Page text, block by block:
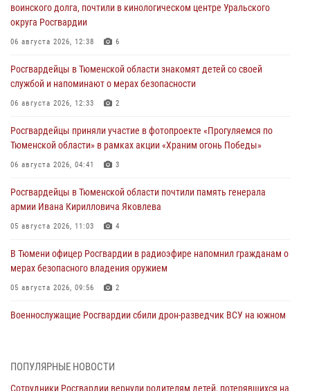
воинского долга, почтили в кинологическом центре Уральского
округа Росгвардии
06 августа 2026, 12:38 6
Росгвардейцы в Тюменской области знакомят детей со своей
службой и напоминают о мерах безопасности
06 августа 2026, 12:33 2
Росгвардейцы приняли участие в фотопроекте «Прогуляемся по
Тюменской области» в рамках акции «Храним огонь Победы»
06 августа 2026, 04:41 3
Росгвардейцы в Тюменской области почтили память генерала
армии Ивана Кирилловича Яковлева
05 августа 2026, 11:03 4
В Тюмени офицер Росгвардии в радиоэфире напомнил гражданам о
мерах безопасного владения оружием
05 августа 2026, 09:56 2
Военнослужащие Росгвардии сбили дрон-разведчик ВСУ на южном
ПОПУЛЯРНЫЕ НОВОСТИ
Сотрудники Росгвардии вернули родителям детей, потерявшихся на